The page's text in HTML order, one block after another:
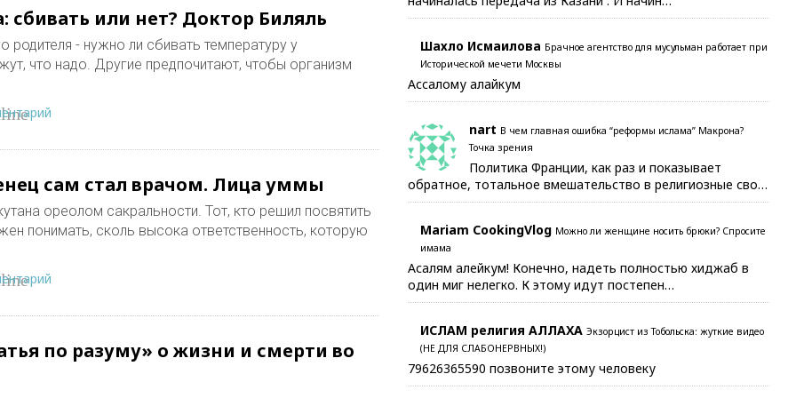
сбивать или нет? Доктор Биляль
- нужно ли сбивать температуру у
что надо. Другие предпочитают, чтобы организм
сам стал врачом. Лица уммы
ореолом сакральности. Тот, кто решил посвятить
понимать, сколь высока ответственность, которую
по разуму» о жизни и смерти во
Шахло Исмаилова Брачное агентство для мусульман работает при
Исторической мечети Москвы
Ассалому алайкум
nart В чем главная ошибка “реформы ислама” Макрона?
Точка зрения
Политика Франции, как раз и показывает
обратное, тотальное вмешательство в религиозные сво…
Mariam CookingVlog Можно ли женщине носить брюки? Спросите
имама
Асалям алейкум! Конечно, надеть полностью хиджаб в
один миг нелегко. К этому идут постепен…
ИСЛАМ религия АЛЛАХА Экзорцист из Тобольска: жуткие видео
(НЕ ДЛЯ СЛАБОНЕРВНЫХ!)
79626365590 позвоните этому человеку